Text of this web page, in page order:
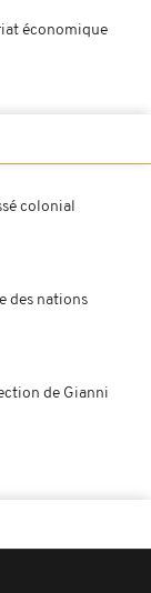
économique
colonial
des nations
de Gianni